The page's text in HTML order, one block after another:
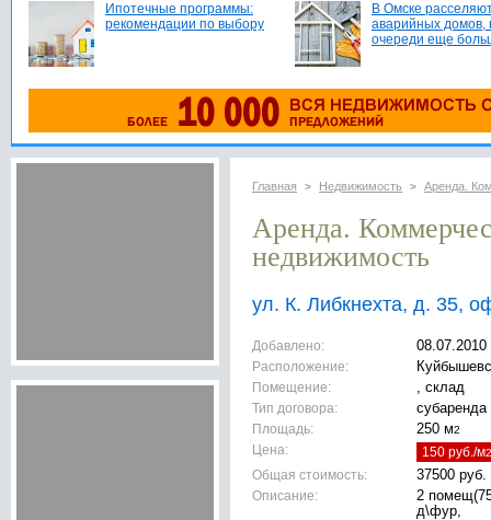
Ипотечные программы:
рекомендации по выбору
В Омске
аварийных домов,
очереди еще
Главная > Недвижимость > Аренда.
Аренда.
недвижимость
ул. К. Либкнехта, д. 35,
Добавлено:
08.07.2010
Расположение:
Помещение:
, склад
Тип договора:
субаренда
Площадь:
250 м2
Цена: 150 руб./м2
Общая стоимость:
37500 руб.
Описание:
2
д\фур,